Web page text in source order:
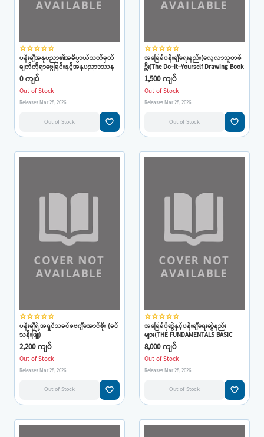
star_borderstar_borderstar_borderstar_borderstar_border
ပန်းချီအနုပညာ၏အဓိပ္ပာယ်သတ်မှတ်
ချက်ကိုရှာဖွေခြင်းနှင့်အနုပညာဒဿန
(ကြီးမြင့်စော)
0 ကျပ်
Out of Stock
Releases Mar 28, 2026
Out of Stock favorite_border
star_borderstar_borderstar_borderstar_borderstar_border
အခြေခံပန်းချီရေးနည်း(လေ့လာသူတစ်
ဦး)The Do-It-Yourself Drawing Book
1,500 ကျပ်
Out of Stock
Releases Mar 28, 2026
Out of Stock favorite_border
star_borderstar_borderstar_borderstar_borderstar_border
ပန်းချီရဲ့အရှင်သခင်ဇဗဂျီအောင်စိုး (ခင်
သန်းဖြူ)
2,200 ကျပ်
Out of Stock
Releases Mar 28, 2026
Out of Stock favorite_border
star_borderstar_borderstar_borderstar_borderstar_border
အခြေခံပုံဆွဲနှင့်ပန်းချီရေးဆွဲနည်း
များ(THE FUNDAMENTALS BASIC
DRAWING and WATERCOLOUR
THEORY(ရေးသားပြုစုသူ-လှ
ထွန်း(SSFA)1983
8,000 ကျပ်
Out of Stock
Releases Mar 28, 2026
Out of Stock favorite_border